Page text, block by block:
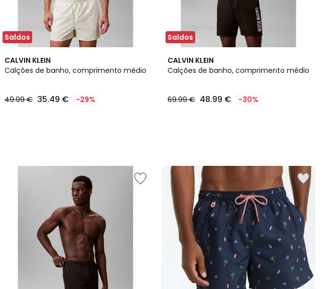
Saldos
CALVIN KLEIN
Calções de banho, comprimento médio
49.99 € 35.49 € -29%
Saldos
CALVIN KLEIN
Calções de banho, comprimento médio
69.99 € 48.99 € -30%